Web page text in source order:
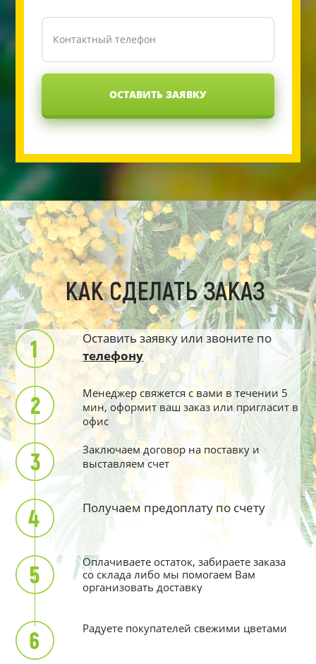
ОСТАВИТЬ ЗАЯВКУ
КАК СДЕЛАТЬ ЗАКАЗ
Оставить заявку или звоните по
телефону
Менеджер свяжется с вами в течении 5
мин, оформит ваш заказ или пригласит в
офис
Заключаем договор на поставку и
выставляем счет
Получаем предоплату по счету
Оплачиваете остаток, забираете заказа
со склада либо мы помогаем Вам
организовать доставку
Радуете покупателей свежими цветами